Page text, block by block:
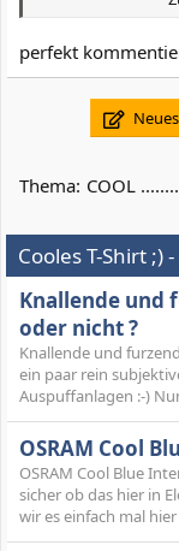
perfekt
Thema: COOL
Cooles T-Shirt ;)
Knallende und
oder nicht ?
Knallende und
ein paar rein
Auspuffanlagen :-)
OSRAM Cool
OSRAM Cool Blue
sicher ob das hier in
wir es einfach mal